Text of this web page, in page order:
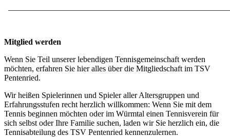
Mitglied werden
Wenn Sie Teil unserer lebendigen Tennisgemeinschaft werden
möchten, erfahren Sie hier alles über die Mitgliedschaft im TSV
Pentenried.
Wir heißen Spielerinnen und Spieler aller Altersgruppen und
Erfahrungsstufen recht herzlich willkommen: Wenn Sie mit dem
Tennis beginnen möchten oder im Würmtal einen Tennisverein für
sich selbst oder Ihre Familie suchen, laden wir Sie herzlich ein, die
Tennisabteilung des TSV Pentenried kennenzulernen.